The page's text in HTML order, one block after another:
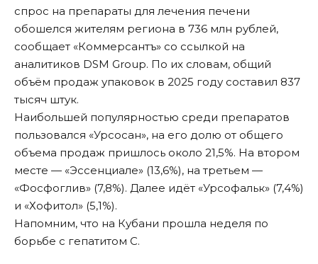
спрос на препараты для лечения печени
обошелся жителям региона в 736 млн рублей,
сообщает «Коммерсантъ» со ссылкой на
аналитиков DSM Group. По их словам, общий
объём продаж упаковок в 2025 году составил 837
тысяч штук.
Наибольшей популярностью среди препаратов
пользовался «Урсосан», на его долю от общего
объема продаж пришлось около 21,5%. На втором
месте — «Эссенциале» (13,6%), на третьем —
«Фосфоглив» (7,8%). Далее идёт «Урсофальк» (7,4%)
и «Хофитол» (5,1%).
Напомним, что на Кубани прошла неделя по
борьбе с гепатитом С.